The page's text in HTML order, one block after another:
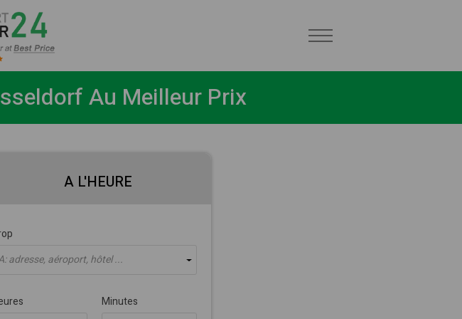
Au Meilleur Prix
A L'HEURE
adresse, aéroport, hôtel ...
Minutes